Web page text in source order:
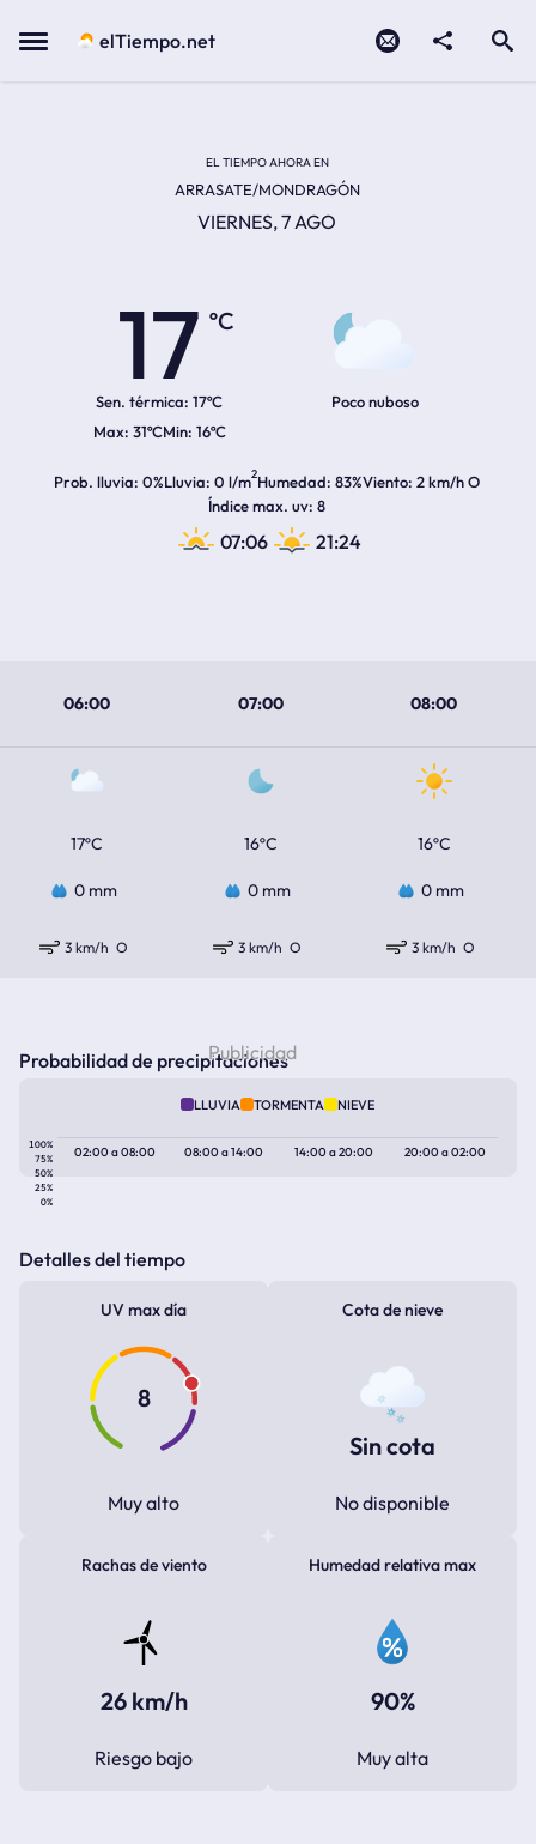
Menu elTiempo.net
EL TIEMPO AHORA EN
ARRASATE/MONDRAGÓN
VIERNES, 7 AGO
17
ºC
Sen. térmica: 17ºC
31ºC 16ºC
Poco nuboso
Prob. lluvia 0%Lluvia 0 l/m2Humedad 83%Viento 2 km/h O
Índice max. uv 8
07:06 21:24
06:00 07:00 08:00
17ºC 16ºC 16ºC
0 mm 0 mm 0 mm
3 km/h O 3 km/h O 3 km/h O
Probabilidad de precipitaciones
LLUVIA TORMENTA NIEVE
100%
75%
50%
25%
0%
02:00a08:00 08:00a14:00 14:00a20:00 20:00a02:00
Detalles del tiempo
UV max día
8
Muy alto
Cota de nieve
Sin cota
No disponible
Rachas de viento
26 km/h
Riesgo bajo
Humedad relativa max
90%
Muy alta